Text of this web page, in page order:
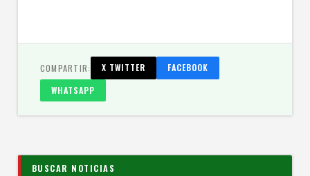
COMPARTIR: X TWITTER
FACEBOOK
WHATSAPP
BUSCAR NOTICIAS